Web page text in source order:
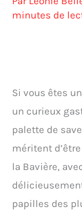
minutes de
Si vous êtes
un curieux
palette de
méritent
la Bavière,
papilles des